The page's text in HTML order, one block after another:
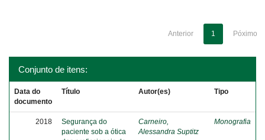
Anterior 1 Póximo
Conjunto de itens:
Data do
documento
Título Autor(es) Tipo
2018
Segurança do
paciente sob a ótica
Carneiro,
Alessandra Suptitz
Monografia